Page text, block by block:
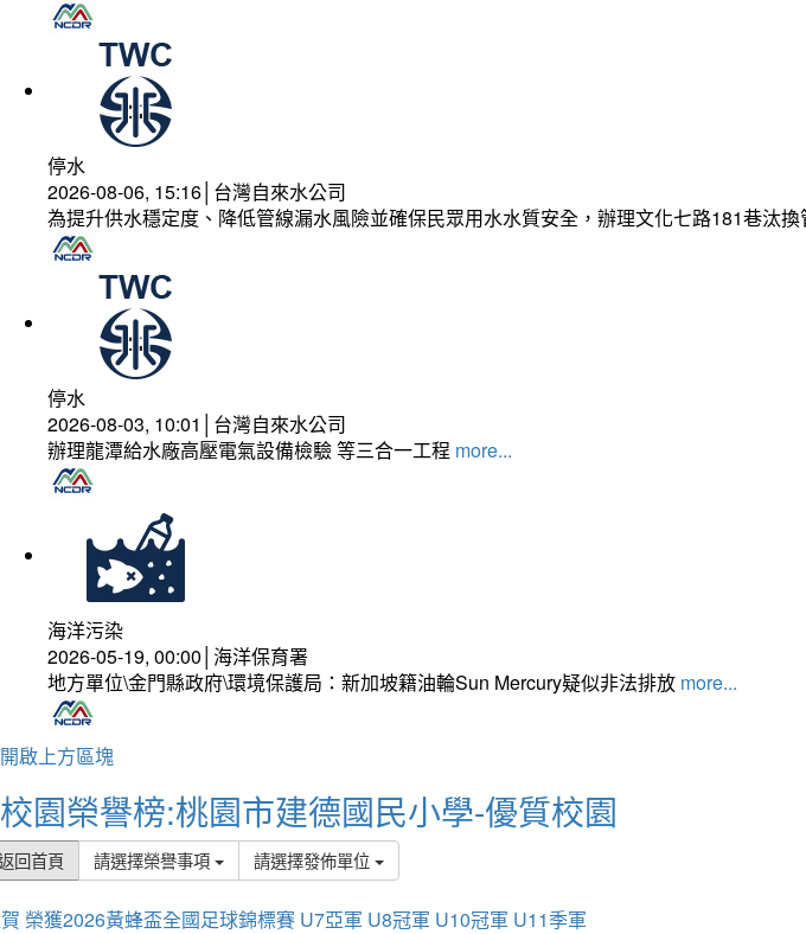
停水
2026-08-06, 15:16│台灣自來水公司
為提升供水穩定度、降低管線漏水風險並確保民眾用水水質安全，辦理文化七路181巷汰
停水
2026-08-03, 10:01│台灣自來水公司
辦理龍潭給水廠高壓電氣設備檢驗 等三合一工程 more...
海洋污染
2026-05-19, 00:00│海洋保育署
地方單位\金門縣政府\環境保護局：新加坡籍油輪Sun Mercury疑似非法排放 more...
開啟上方區塊
校園榮譽榜:桃園市建德國民小學-優質校園
回首頁 請選擇榮譽事項 請選擇發佈單位
榮獲2026黃蜂盃全國足球錦標賽 U7亞軍 U8冠軍 U10冠軍 U11季軍